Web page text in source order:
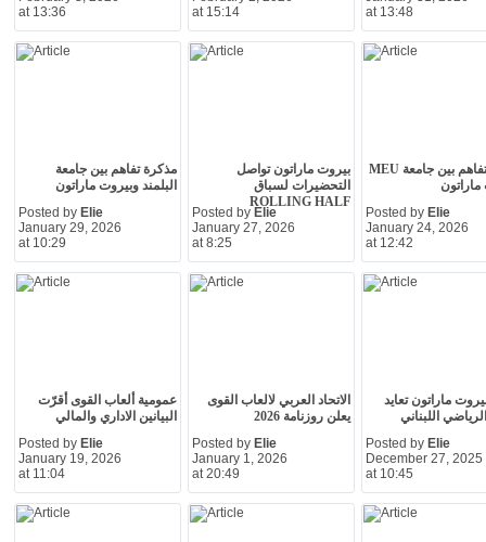
at 13:36
at 15:14
at 13:48
مذكرة تفاهم بين جامعة
البلمند وبيروت ماراتون
Posted by Elie
January 29, 2026
at 10:29
بيروت ماراتون تواصل
التحضيرات لسباق
ROLLING HALF
Posted by Elie
January 27, 2026
at 8:25
مذكرة تفاهم بين جامعة MEU
Posted by Elie
January 24, 2026
at 12:42
عمومية ألعاب القوى أقرّت
البيانين الاداري والمالي
Posted by Elie
January 19, 2026
at 11:04
الاتحاد العربي لالعاب القوى
يعلن روزنامة 2026
Posted by Elie
January 1, 2026
at 20:49
ماراتون تعايد
اللبناني
Posted by Elie
December 27, 2025
at 10:45